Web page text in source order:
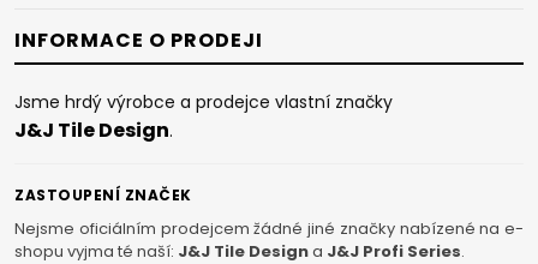
INFORMACE O PRODEJI
Jsme hrdý výrobce a prodejce vlastní značky
J&J Tile Design.
ZASTOUPENÍ ZNAČEK
Nejsme oficiálním prodejcem žádné jiné značky nabízené na e-
shopu vyjma té naší: J&J Tile Designa J&J Profi Series.